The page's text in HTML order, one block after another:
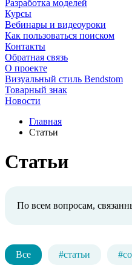
Разработка моделей
Курсы
Вебинары и видеоуроки
Как пользоваться поиском
Контакты
Обратная связь
О проекте
Визуальный стиль Bendstom
Товарный знак
Новости
Главная
Статьи
Статьи
По всем вопросам,
Все #статьи